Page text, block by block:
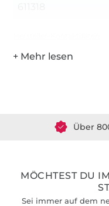
MÖCHTEST DU
Sei immer auf dem